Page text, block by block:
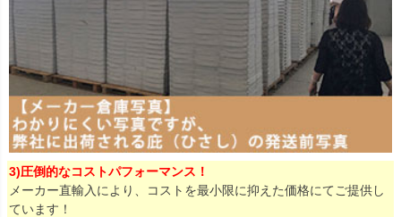
3)圧倒的なコストパフォーマンス！
メーカー直輸入により、コストを最小限に抑えた価格にてご提供し
ています！